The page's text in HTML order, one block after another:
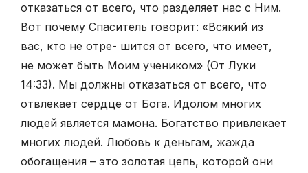
отказаться от всего, что разделяет нас с Ним.
Вот почему Спаситель говорит: «Всякий из
вас, кто не отре- шится от всего, что имеет,
не может быть Моим учеником» (От Луки
14:33). Мы должны отказаться от всего, что
отвлекает сердце от Бога. Идолом многих
людей является мамона. Богатство привлекает
многих людей. Любовь к деньгам, жажда
обогащения – это золотая цепь, которой они